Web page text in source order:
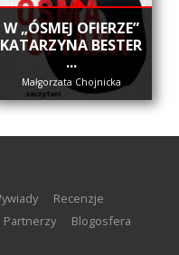
W „ÓSMEJ OFIERZE”
KATARZYNA BESTER
...
Małgorzata Chojnicka
wywiady
recenzje
partnerzy
blogosfera